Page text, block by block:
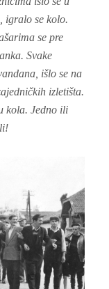
igralo se kolo.
se pre
Svake
išlo se na
izletišta.
kola. Jedno ili